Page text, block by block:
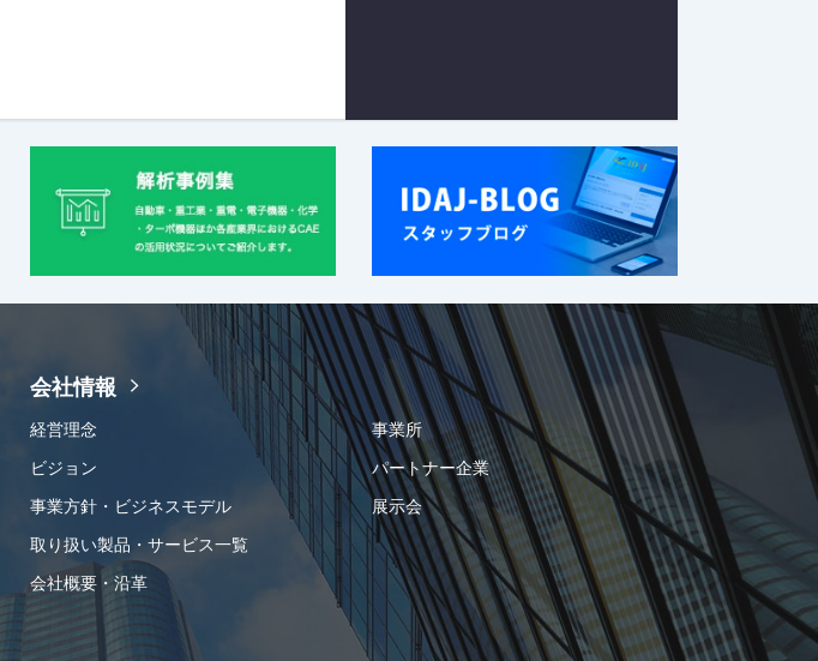
会社情報
経営理念
ビジョン
事業方針・ビジネスモデル
取り扱い製品・サービス一覧
会社概要・沿革
事業所
パートナー企業
展示会